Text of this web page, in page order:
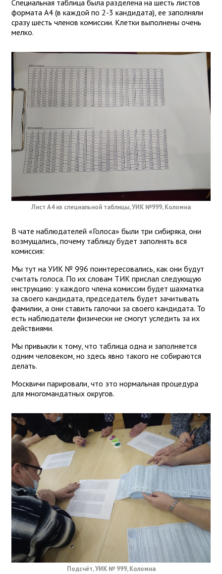
Специальная таблица была разделена на шесть листов
формата А4 (в каждой по 2-3 кандидата), ее заполняли
сразу шесть членов комиссии. Клетки выполнены очень
мелко.
Лист А4 из специальной таблицы, УИК №999, Коломна
В чате наблюдателей «Голоса» были три сибиряка, они
возмущались, почему таблицу будет заполнять вся
комиссия:
Мы тут на УИК № 996 поинтересовались, как они будут
считать голоса. По их словам ТИК прислал следующую
инструкцию: у каждого члена комиссии будет шахматка
за своего кандидата, председатель будет зачитывать
фамилии, а они ставить галочки за своего кандидата. То
есть наблюдатели физически не смогут уследить за их
действиями.
Мы привыкли к тому, что таблица одна и заполняется
одним человеком, но здесь явно такого не собираются
делать.
Москвичи парировали, что это нормальная процедура
для многомандатных округов.
Подсчёт, УИК № 999, Коломна